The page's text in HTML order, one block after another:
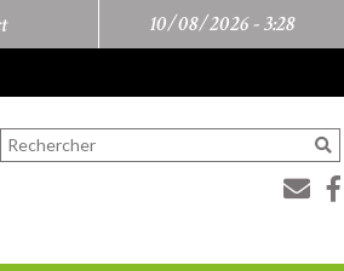
10/08/2026 -3:28